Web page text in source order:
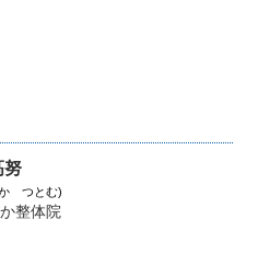
努
つとむ)
整体院